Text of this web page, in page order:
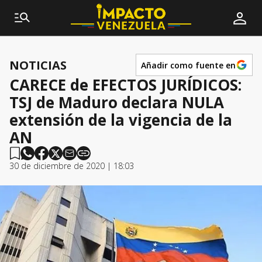
NOTICIAS Añadir como fuente en
CARECE de EFECTOS JURÍDICOS:
TSJ de Maduro declara NULA
extensión de la vigencia de la
AN
30 de diciembre de 2020 | 18:03